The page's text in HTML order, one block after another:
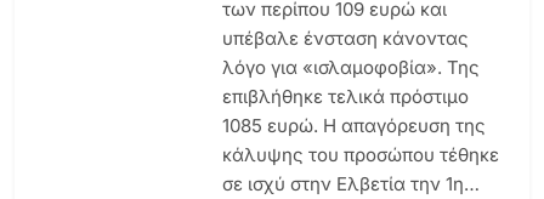
των περίπου 109 ευρώ και
υπέβαλε ένσταση κάνοντας
λόγο για «ισλαμοφοβία». Της
επιβλήθηκε τελικά πρόστιμο
1085 ευρώ. Η απαγόρευση της
κάλυψης του προσώπου τέθηκε
σε ισχύ στην Ελβετία την 1η…